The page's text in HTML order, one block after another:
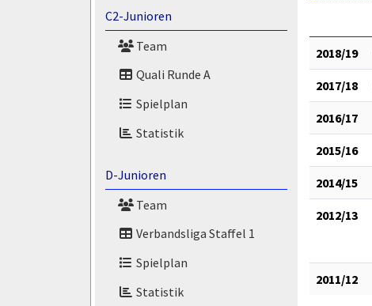
C2-Junioren
Team
Quali Runde A
Spielplan
Statistik
D-Junioren
Team
Verbandsliga Staffel 1
Spielplan
Statistik
2018/19
2017/18
2016/17
2015/16
2014/15
2012/13
2011/12